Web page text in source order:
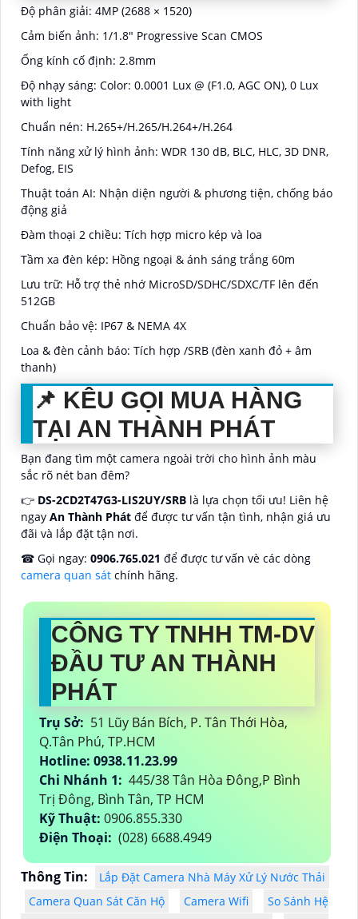
Độ phân giải: 4MP (2688 × 1520)
Cảm biến ảnh: 1/1.8" Progressive Scan CMOS
Ống kính cố định: 2.8mm
Độ nhạy sáng: Color: 0.0001 Lux @ (F1.0, AGC ON), 0 Lux
with light
Chuẩn nén: H.265+/H.265/H.264+/H.264
Tính năng xử lý hình ảnh: WDR 130 dB, BLC, HLC, 3D DNR,
Defog, EIS
Thuật toán AI: Nhận diện người & phương tiện, chống báo
động giả
Đàm thoại 2 chiều: Tích hợp micro kép và loa
Tầm xa đèn kép: Hồng ngoại & ánh sáng trắng 60m
Lưu trữ: Hỗ trợ thẻ nhớ MicroSD/SDHC/SDXC/TF lên đến
512GB
Chuẩn bảo vệ: IP67 & NEMA 4X
Loa & đèn cảnh báo: Tích hợp /SRB (đèn xanh đỏ + âm
thanh)
📌 KÊU GỌI MUA HÀNG
TẠI AN THÀNH PHÁT
Bạn đang tìm một camera ngoài trời cho hình ảnh màu
sắc rõ nét ban đêm?
👉 DS-2CD2T47G3-LIS2UY/SRB là lựa chọn tối ưu! Liên hệ
ngay An Thành Phát để được tư vấn tận tình, nhận giá ưu
đãi và lắp đặt tận nơi.
☎ Gọi ngay: 0906.765.021 để được tư vấn vè các dòng
camera quan sát chính hãng.
CÔNG TY TNHH TM-DV
ĐẦU TƯ AN THÀNH
PHÁT
Trụ Sở: 51 Lũy Bán Bích, P. Tân Thới Hòa,
Q.Tân Phú, TP.HCM
Hotline: 0938.11.23.99
Chi Nhánh 1: 445/38 Tân Hòa Đông,P Bình
Trị Đông, Bình Tân, TP HCM
Kỹ Thuật: 0906.855.330
Điện Thoại: (028) 6688.4949
Thông Tin:
Lắp Đặt Camera Nhà Máy Xử Lý Nước Thải
Camera Quan Sát Căn Hộ
Camera Wifi
So Sánh Hệ